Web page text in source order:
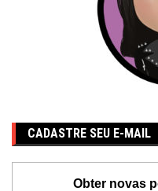
CADASTRE SEU E-MAIL
Obter novas